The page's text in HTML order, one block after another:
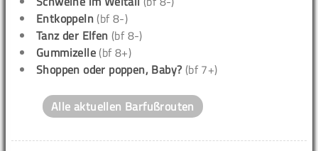
Entkoppeln (bf 8-)
Tanz der Elfen (bf 8-)
Gummizelle (bf 8+)
Shoppen oder poppen, Baby? (bf 7+)
Alle aktuellen Barfußrouten